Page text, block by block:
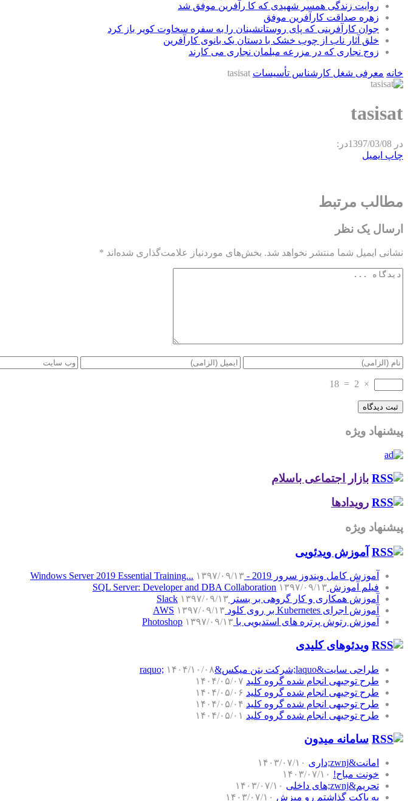
روایت زندگی همسر شهیدی که کا رآفرین موفق شد
زهره صداقت کارآفرین موفق
جوان کارآفرینی که پای روستانشینان را به سفره سخاوت کویر باز کرد
خلق آثار ناب از چوب خشک با دستان یک بانوی کارآفرین
زوج نجاری که در مزرعه مبلمان نجاری می کارند
خانه معرفی شغل کارشناس تأسیسات tasisat
tasisat
در 1397/03/08در:
چاپ ایمیل
مطالب مرتبط
ارسال یک نظر
نشانی ایمیل شما منتشر نخواهد شد. بخش‌های موردنیاز علامت‌گذاری شده‌اند *
×
2
=
18
پیشنهاد ویژه
بازار اجتماعی باسلام
رویدادها
پیشنهاد ویژه
آموزش‌ ویدئویی
آموزش کامل ویندوز سرور 2019 - Windows Server 2019 Essential Training...
۱۳۹۷/۰۹/۱۳
فیلم آموزش SQL Server: Developer and DBA Collaboration ۱۳۹۷/۰۹/۱۳
آموزش همکاری و کار گروهی بر بستر Slack ۱۳۹۷/۰۹/۱۳
آموزش اجرای Kubernetes بر روی کلود AWS
۱۳۹۷/۰۹/۱۳
آموزش رتوش پرتره های استدیویی با Photoshop ۱۳۹۷/۰۹/۱۳
ویدئوهای کلیدی
طراحی سایت&laquo;شرکت بتن میکس&raquo;
۱۴۰۴/۱۰/۰۸
طرح توجیهی انجام شده گروه کلید ۱۴۰۴/۰۵/۰۷
طرح توجیهی انجام شده گروه کلید ۱۴۰۴/۰۵/۰۶
طرح توجیهی انجام شده گروه کلید ۱۴۰۴/۰۵/۰۴
طرح توجیهی انجام شده گروه کلید ۱۴۰۴/۰۵/۰۱
سامانه میدون
امانت&zwnj;داری
۱۴۰۳/۰۷/۱۰
خونت مباح! ۱۴۰۳/۰۷/۱۰
تحریم&zwnj;های داخلی
۱۴۰۳/۰۷/۱۰
یه پاکت گذاشتم رو میزش ۱۴۰۳/۰۷/۱۰